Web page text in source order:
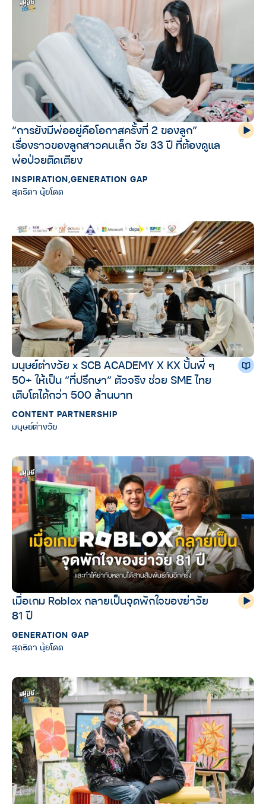
“การยังมีพ่ออยู่คือโอกาสครั้งที่ 2 ของลูก”
เรื่องราวของลูกสาวคนเล็ก วัย 33 ปี ที่ต้องดูแล
พ่อป่วยติดเตียง
INSPIRATION,GENERATION GAP
สุดธิดา นุ้ยโดด
มนุษย์ต่างวัย x SCB ACADEMY X KX ปั้นพี่ ๆ
50+ ให้เป็น “ที่ปรึกษา” ตัวจริง ช่วย SME ไทย
เติบโตได้กว่า 500 ล้านบาท
CONTENT PARTNERSHIP
มนุษย์ต่างวัย
เมื่อเกม Roblox กลายเป็นจุดพักใจของย่าวัย
81 ปี
GENERATION GAP
สุดธิดา นุ้ยโดด